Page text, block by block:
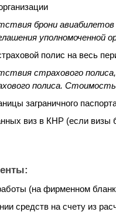
брони
уполномоченной
полис на весь
страхового
полиса. Стоимость
заграничного
виз в КНР (если
(на фирменном
средств на счету из